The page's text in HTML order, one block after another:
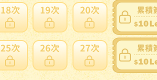
ソニック 7V型 液晶 テレビ プライベート・ビエ
デル